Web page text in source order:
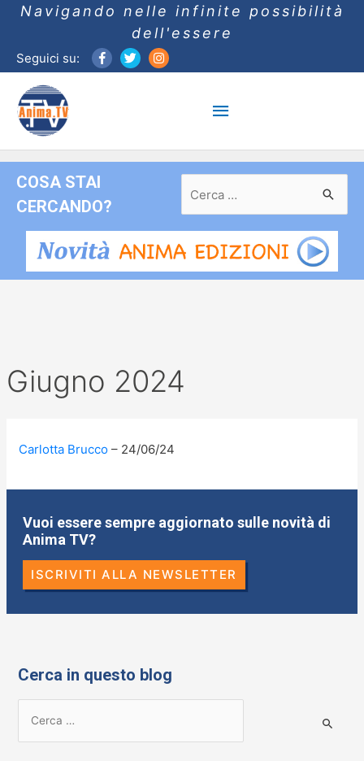
Navigando nelle infinite possibilità
dell'essere
Seguici su:
Menu
principale
COSA STAI
CERCANDO?
per:
Giugno 2024
Carlotta Brucco 24/06/24
Vuoi essere sempre aggiornato sulle novità di
Anima TV?
ISCRIVITI ALLA NEWSLETTER
Cerca in questo blog